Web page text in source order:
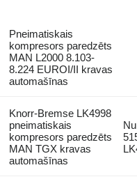
Pneimatiskais
kompresors paredzēts
MAN L2000 8.103-
8.224 EUROI/II kravas
automašīnas
Knorr-Bremse LK4998
pneimatiskais
kompresors paredzēts
MAN TGX kravas
automašīnas